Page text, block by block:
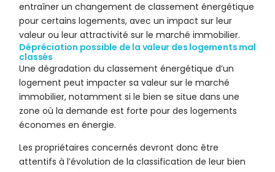
entraîner un changement de classement énergétique
pour certains logements, avec un impact sur leur
valeur ou leur attractivité sur le marché immobilier.
Dépréciation possible de la valeur des logements mal
classés
Une dégradation du classement énergétique d’un
logement peut impacter sa valeur sur le marché
immobilier, notamment si le bien se situe dans une
zone où la demande est forte pour des logements
économes en énergie.
Les propriétaires concernés devront donc être
attentifs à l’évolution de la classification de leur bien